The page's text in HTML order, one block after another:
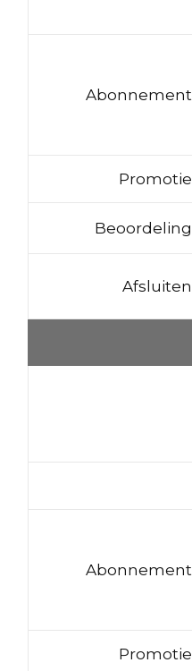
Abonnement
Promotie
Beoordeling
Afsluiten
Abonnement
Promotie